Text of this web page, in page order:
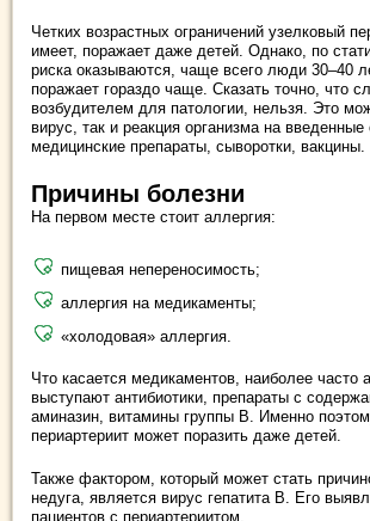
Четких возрастных ограничений узелковый
имеет, поражает даже детей. Однако, по
риска оказываются, чаще всего люди 30–40
поражает гораздо чаще. Сказать точно, что
возбудителем для патологии, нельзя. Это
вирус, так и реакция организма на введенные
медицинские препараты, сыворотки, вакцины.
Причины болезни
На первом месте стоит аллергия:
пищевая непереносимость;
аллергия на медикаменты;
«холодовая» аллергия.
Что касается медикаментов, наиболее часто
выступают антибиотики, препараты с
аминазин, витамины группы В. Именно
периартериит может поразить даже детей.
Также фактором, который может стать
недуга, является вирус гепатита В. Его
пациентов с периартериитом.